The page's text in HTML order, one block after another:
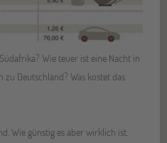
Wie teuer ist eine Nacht in
Deutschland? Was kostet das
Wie günstig es aber wirklich ist,